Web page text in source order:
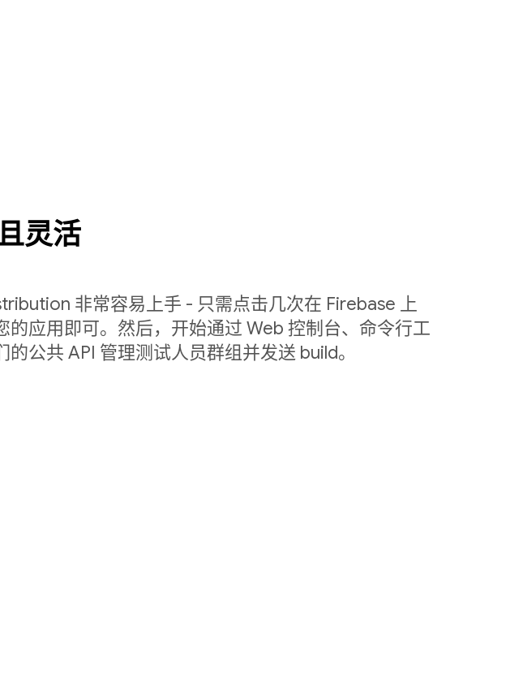
灵活
非常容易上手 - 只需点击几次在 Firebase 上
的应用即可。然后，开始通过 Web 控制台、命令行工
的公共 API 管理测试人员群组并发送 build。